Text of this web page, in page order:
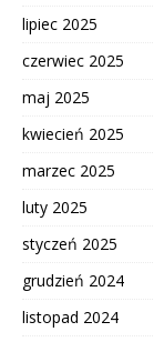
lipiec 2025
czerwiec 2025
maj 2025
kwiecień 2025
marzec 2025
luty 2025
styczeń 2025
grudzień 2024
listopad 2024